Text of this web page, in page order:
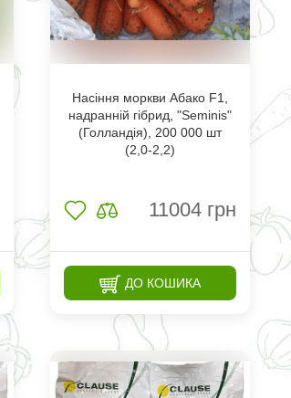
Насіння моркви Абако F1,
надранній гібрид, "Seminis"
(Голландія), 200 000 шт
(2,0-2,2)
11004 грн
ДО КОШИКА